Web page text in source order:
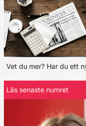
Vet du mer? Har du ett
Läs senaste numret